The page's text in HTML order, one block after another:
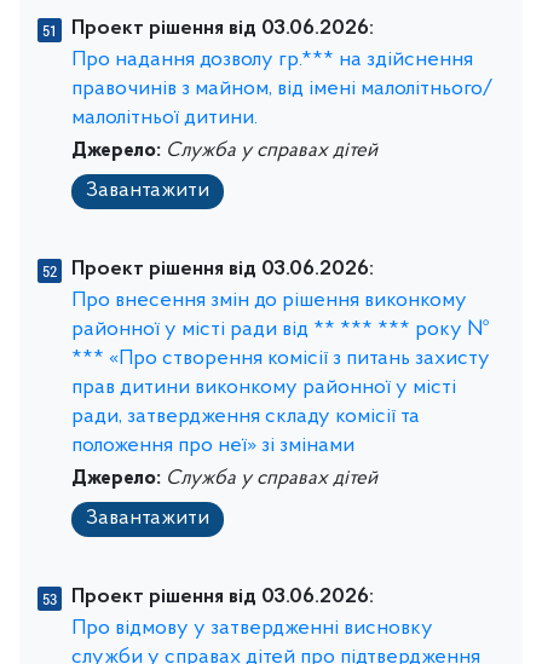
Проект рішення від 03.06.2026:
Про надання дозволу гр.*** на здійснення
правочинів з майном, від імені малолітнього/
малолітньої дитини.
Джерело: Служба у справах дітей
Завантажити
Проект рішення від 03.06.2026:
Про внесення змін до рішення виконкому
районної у місті ради від ** *** *** року №
*** «Про створення комісії з питань захисту
прав дитини виконкому районної у місті
ради, затвердження складу комісії та
положення про неї» зі змінами
Джерело: Служба у справах дітей
Завантажити
Проект рішення від 03.06.2026:
Про відмову у затвердженні висновку
служби у справах дітей про підтвердження